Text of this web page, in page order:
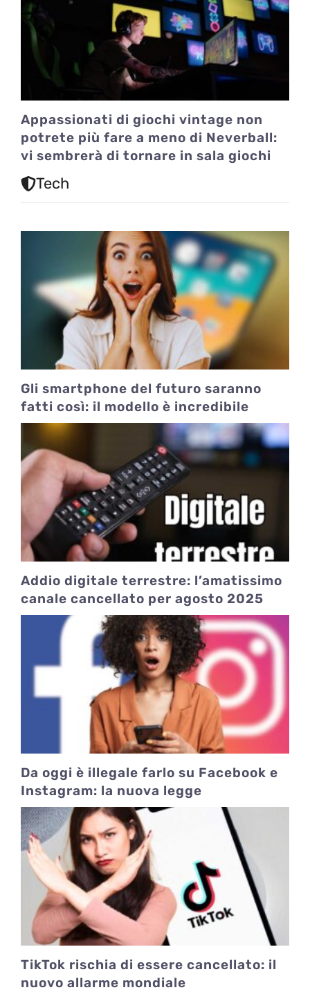
Appassionati di giochi vintage non
potrete più fare a meno di Neverball:
vi sembrerà di tornare in sala giochi
Tech
Gli smartphone del futuro saranno
fatti così: il modello è incredibile
Addio digitale terrestre: l’amatissimo
canale cancellato per agosto 2025
Da oggi è illegale farlo su Facebook e
Instagram: la nuova legge
TikTok rischia di essere cancellato: il
nuovo allarme mondiale